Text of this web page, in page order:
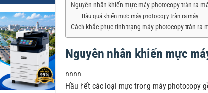
Nguyên nhân khiến mực máy photocopy tràn ra
Hậu quả khiến mực máy photocopy tràn ra máy
Cách khắc phục tình trạng máy photocopy tràn ra
Nguyên nhân khiến mực
nnnn
Hầu hết các loại mực trong máy photocopy